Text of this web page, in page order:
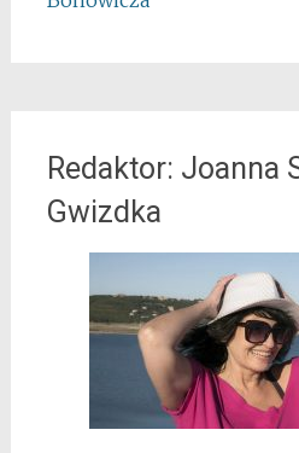
Redaktor: Joanna
Gwizdka